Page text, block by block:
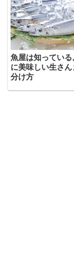
魚屋は知っている
に美味しい生さん
分け方